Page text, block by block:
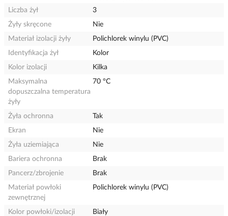
Liczba żył
3
Żyły skręcone
Nie
Materiał izolacji żyły
Polichlorek winylu (PVC)
Identyfikacja żył
Kolor
Kolor izolacji
Kilka
Maksymalna
dopuszczalna temperatura
żyły
70 °C
Żyła ochronna
Tak
Ekran
Nie
Żyła uziemiająca
Nie
Bariera ochronna
Brak
Pancerz/zbrojenie
Brak
Materiał powłoki
zewnętrznej
Polichlorek winylu (PVC)
Kolor powłoki/izolacji
Biały